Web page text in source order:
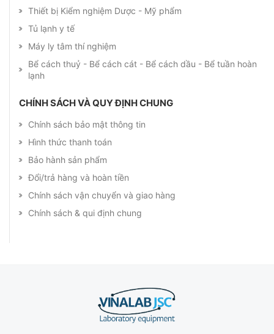
Thiết bị Kiểm nghiệm Dược - Mỹ phẩm
Tủ lạnh y tế
Máy ly tâm thí nghiệm
Bể cách thuỷ - Bể cách cát - Bể cách dầu - Bể tuần hoàn
lạnh
CHÍNH SÁCH VÀ QUY ĐỊNH CHUNG
Chính sách bảo mật thông tin
Hình thức thanh toán
Bảo hành sản phẩm
Đổi/trả hàng và hoàn tiền
Chính sách vận chuyển và giao hàng
Chính sách & qui định chung